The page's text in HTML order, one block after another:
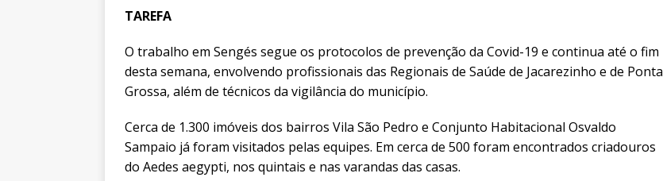
TAREFA
O trabalho em Sengés segue os protocolos de prevenção da Covid-19 e continua até o fim
desta semana, envolvendo profissionais das Regionais de Saúde de Jacarezinho e de Ponta
Grossa, além de técnicos da vigilância do município.
Cerca de 1.300 imóveis dos bairros Vila São Pedro e Conjunto Habitacional Osvaldo
Sampaio já foram visitados pelas equipes. Em cerca de 500 foram encontrados criadouros
do Aedes aegypti, nos quintais e nas varandas das casas.